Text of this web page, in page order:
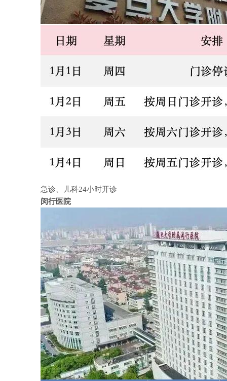
急诊、儿科24小时开诊
闵行医院